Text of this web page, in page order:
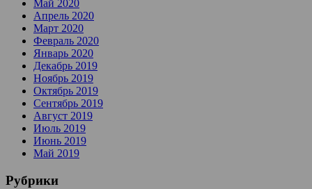
Май 2020
Апрель 2020
Март 2020
Февраль 2020
Январь 2020
Декабрь 2019
Ноябрь 2019
Октябрь 2019
Сентябрь 2019
Август 2019
Июль 2019
Июнь 2019
Май 2019
Рубрики